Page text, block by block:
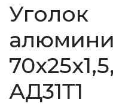
Уголок
АД31Т1